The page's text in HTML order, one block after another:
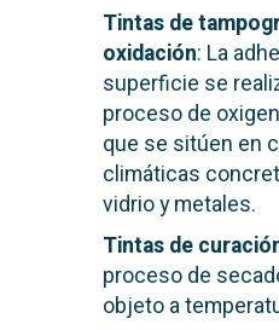
Tintas de
oxidación: La
superficie se
proceso de
que se sitúen en
climáticas
vidrio y metales.
Tintas de
proceso de
objeto a